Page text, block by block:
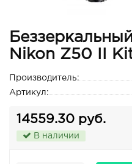
Nikon Z50 II
Производитель:
Артикул:
14559.30 руб.
В наличии